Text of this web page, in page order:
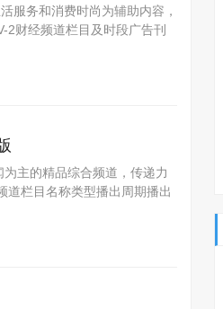
服务和消费时尚为辅助内容，
财经频道栏目及时段广告刊
主的精品综合频道，传递力
道栏目名称类型播出周期播出